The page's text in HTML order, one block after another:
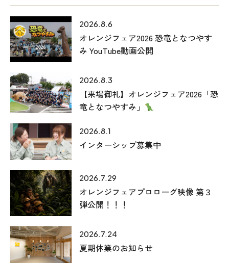
2026.8.6
オレンジフェア2026 恐竜となつやす
み YouTube動画公開
2026.8.3
【来場御礼】オレンジフェア2026「恐
竜となつやすみ」
2026.8.1
インターシップ募集中
2026.7.29
オレンジフェアプロローグ映像 第３
弾公開！！！
2026.7.24
夏期休業のお知らせ